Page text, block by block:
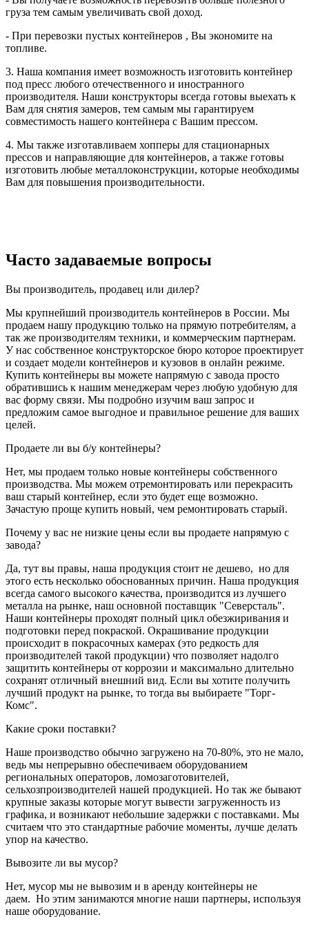
груза тем самым увеличивать свой доход.
- При перевозки пустых контейнеров , Вы экономите на
топливе.
3. Наша компания имеет возможность изготовить контейнер
под пресс любого отечественного и иностранного
производителя. Наши конструкторы всегда готовы выехать к
Вам для снятия замеров, тем самым мы гарантируем
совместимость нашего контейнера с Вашим прессом.
4. Мы также изготавливаем хопперы для стационарных
прессов и направляющие для контейнеров, а также готовы
изготовить любые металлоконструкции, которые необходимы
Вам для повышения производительности.
Часто задаваемые вопросы
Вы производитель, продавец или дилер?
Мы крупнейший производитель контейнеров в России. Мы
продаем нашу продукцию только на прямую потребителям, а
так же производителям техники, и коммерческим партнерам.
У нас собственное конструкторское бюро которое проектирует
и создает модели контейнеров и кузовов в онлайн режиме.
Купить контейнеры вы можете напрямую с завода просто
обратившись к нашим менеджерам через любую удобную для
вас форму связи. Мы подробно изучим ваш запрос и
предложим самое выгодное и правильное решение для ваших
целей.
Продаете ли вы б/у контейнеры?
Нет, мы продаем только новые контейнеры собственного
производства. Мы можем отремонтировать или перекрасить
ваш старый контейнер, если это будет еще возможно.
Зачастую проще купить новый, чем ремонтировать старый.
Почему у вас не низкие цены если вы продаете напрямую с
завода?
Да, тут вы правы, наша продукция стоит не дешево, но для
этого есть несколько обоснованных причин. Наша продукция
всегда самого высокого качества, производится из лучшего
металла на рынке, наш основной поставщик "Северсталь".
Наши контейнеры проходят полный цикл обезжиривания и
подготовки перед покраской. Окрашивание продукции
происходит в покрасочных камерах (это редкость для
производителей такой продукции) что позволяет надолго
защитить контейнеры от коррозии и максимально длительно
сохранят отличный внешний вид. Если вы хотите получить
лучший продукт на рынке, то тогда вы выбираете "Торг-
Комс".
Какие сроки поставки?
Наше производство обычно загружено на 70-80%, это не мало,
ведь мы непрерывно обеспечиваем оборудованием
региональных операторов, ломозаготовителей,
сельхозпроизводителей нашей продукцией. Но так же бывают
крупные заказы которые могут вывести загруженность из
графика, и возникают небольшие задержки с поставками. Мы
считаем что это стандартные рабочие моменты, лучше делать
упор на качество.
Вывозите ли вы мусор?
Нет, мусор мы не вывозим и в аренду контейнеры не
даем. Но этим занимаются многие наши партнеры, используя
наше оборудование.